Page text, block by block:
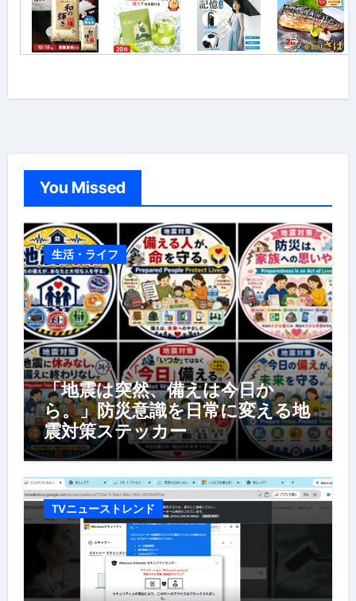
You Missed
生活・ライフ
「地震は突然、備えは今日か
ら。」防災意識を日常に変える地
震対策ステッカー
TVニューストレンド